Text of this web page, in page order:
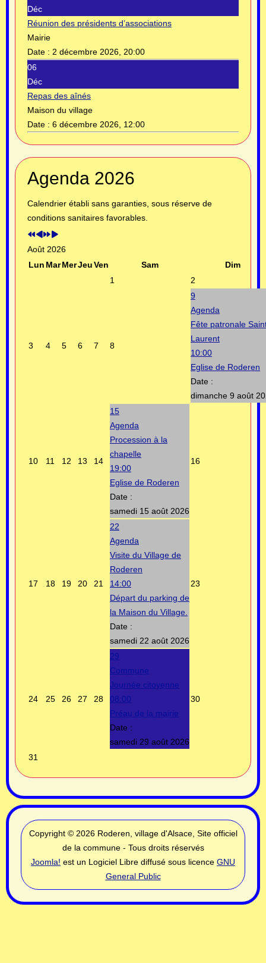
Déc
Réunion des présidents d’associations
Mairie
Date : 2 décembre 2026, 20:00
06
Déc
Repas des aînés
Maison du village
Date : 6 décembre 2026, 12:00
Agenda 2026
Calendrier établi sans garanties, sous réserve de
conditions sanitaires favorables.
Année
précédente
précédent
suivante
suivant
Août 2026
Lun MarMerJeuVen Sam
Dim
1
2
3 4 5 6 7 8
9
Agenda
Fête patronale
Laurent
10:00
Eglise de Roderen
Date :
dimanche 9 août
10 11 12 13 14
15
Agenda
Procession à la
chapelle
19:00
Eglise de Roderen
Date :
samedi 15 août 2026
16
17 18 19 20 21
22
Agenda
Visite du Village de
Roderen
14:00
Départ du parking de
la Maison du Village.
Date :
samedi 22 août 2026
23
24 25 26 27 28
29
Commune
Journée citoyenne
08:00
Préau de la mairie
Date :
samedi 29 août 2026
30
31
Copyright © 2026 Roderen, village d'Alsace, Site officiel
de la commune - Tous droits réservés
Joomla! est un Logiciel Libre diffusé sous licence GNU
General Public